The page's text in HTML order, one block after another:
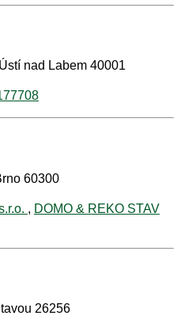
nad Labem 40001
60300
, DOMO & REKO STAV
26256